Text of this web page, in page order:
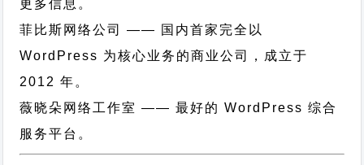
更多信息。
菲比斯网络公司
—— 国内首家完全以
WordPress 为核心业务的商业公司，成立于
2012 年。
薇晓朵网络工作室 —— 最好的 WordPress 综合
服务平台。